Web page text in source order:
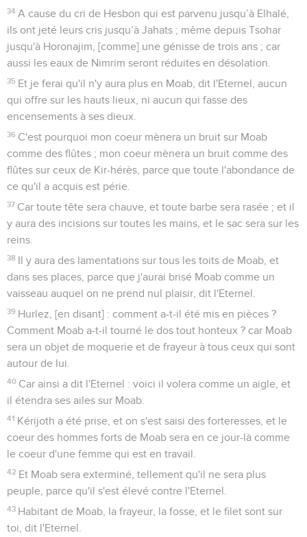
34 A cause du cri de Hesbon qui est parvenu jusqu’à Elhalé,
ils ont jeté leurs cris jusqu’à Jahats ; même depuis Tsohar
jusqu'à Horonajim, [comme] une génisse de trois ans ; car
aussi les eaux de Nimrim seront réduites en désolation.
35 Et je ferai qu'il n'y aura plus en Moab, dit l'Eternel, aucun
qui offre sur les hauts lieux, ni aucun qui fasse des
encensements à ses dieux.
36 C'est pourquoi mon coeur mènera un bruit sur Moab
comme des flûtes ; mon coeur mènera un bruit comme des
flûtes sur ceux de Kir-hérès, parce que toute l'abondance de
ce qu'il a acquis est périe.
37 Car toute tête sera chauve, et toute barbe sera rasée ; et il
y aura des incisions sur toutes les mains, et le sac sera sur les
reins.
38 Il y aura des lamentations sur tous les toits de Moab, et
dans ses places, parce que j'aurai brisé Moab comme un
vaisseau auquel on ne prend nul plaisir, dit l'Eternel.
39 Hurlez, [en disant] : comment a-t-il été mis en pièces ?
Comment Moab a-t-il tourné le dos tout honteux ? car Moab
sera un objet de moquerie et de frayeur à tous ceux qui sont
autour de lui.
40 Car ainsi a dit l'Eternel : voici il volera comme un aigle, et
il étendra ses ailes sur Moab.
41 Kérijoth a été prise, et on s'est saisi des forteresses, et le
coeur des hommes forts de Moab sera en ce jour-là comme
le coeur d'une femme qui est en travail.
42 Et Moab sera exterminé, tellement qu'il ne sera plus
peuple, parce qu'il s'est élevé contre l'Eternel.
43 Habitant de Moab, la frayeur, la fosse, et le filet sont sur
toi, dit l'Eternel.